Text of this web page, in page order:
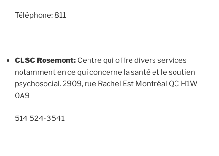
Téléphone: 811
CLSC Rosemont: Centre qui offre divers services
notamment en ce qui concerne la santé et le soutien
psychosocial. 2909, rue Rachel Est Montréal QC H1W
0A9
514 524-3541